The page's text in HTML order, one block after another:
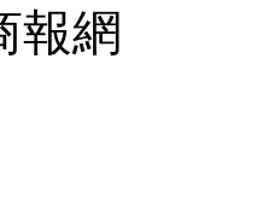
報網